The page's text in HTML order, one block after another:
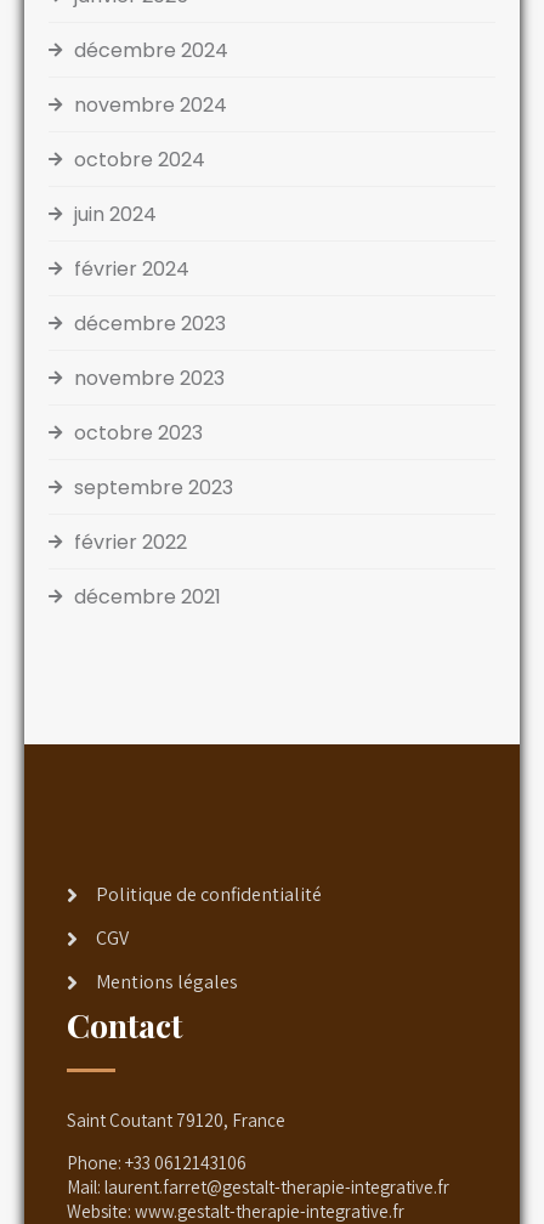
décembre 2024
novembre 2024
octobre 2024
juin 2024
février 2024
décembre 2023
novembre 2023
octobre 2023
septembre 2023
février 2022
décembre 2021
Politique de confidentialité
CGV
Mentions légales
Contact
Saint Coutant 79120, France
Phone: +33 0612143106
Mail: laurent.farret@gestalt-therapie-integrative.fr
Website: www.gestalt-therapie-integrative.fr